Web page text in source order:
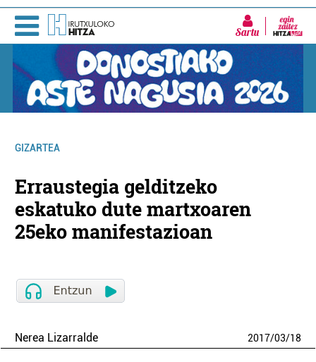
Sartu
GIZARTEA
Erraustegia gelditzeko
eskatuko dute martxoaren
25eko manifestazioan
Nerea Lizarralde 2017/03/18